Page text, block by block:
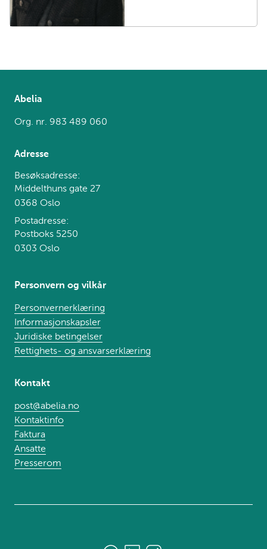
Abelia
Org. nr. 983 489 060
Adresse
Besøksadresse:
Middelthuns gate 27
0368 Oslo
Postadresse:
Postboks 5250
0303 Oslo
Personvern og vilkår
Personvernerklæring
Informasjonskapsler
Juridiske betingelser
Rettighets- og ansvarserklæring
Kontakt
post@abelia.no
Kontaktinfo
Faktura
Ansatte
Presserom